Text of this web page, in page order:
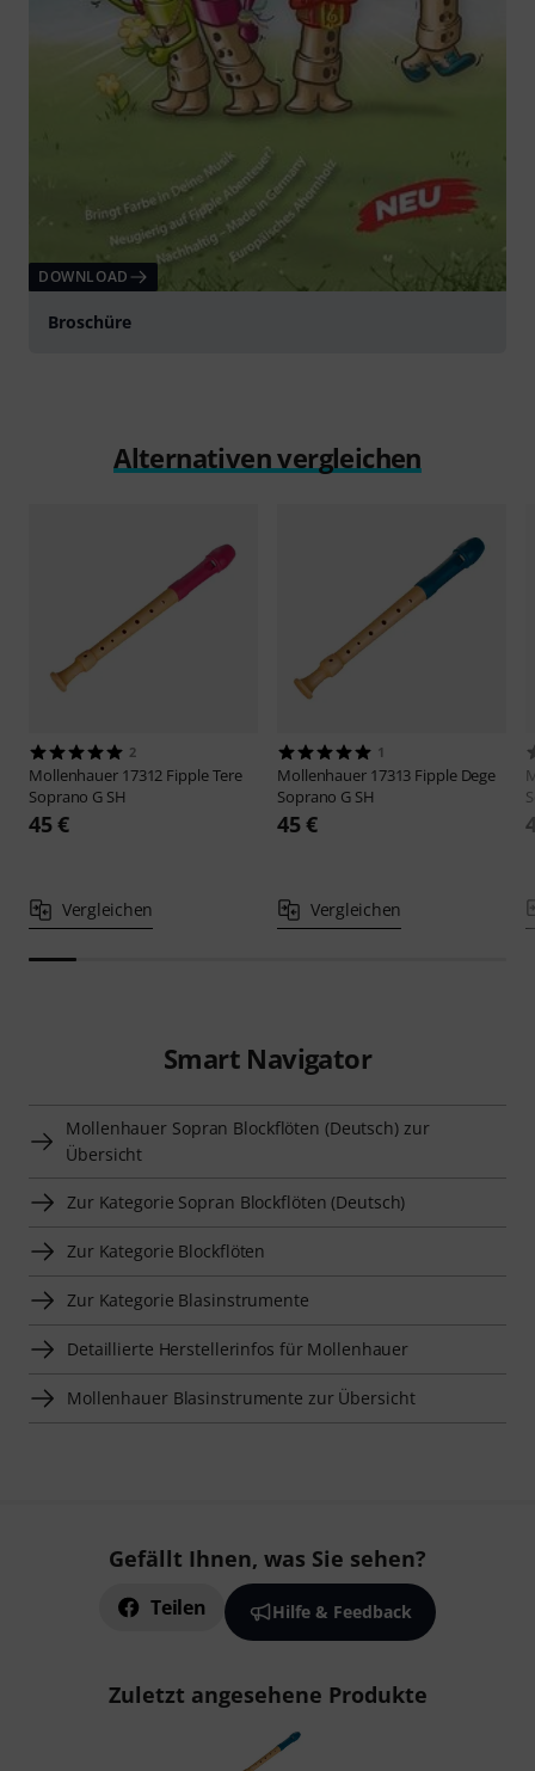
DOWNLOAD
Broschüre
Alternativen vergleichen
2
Mollenhauer 17312 Fipple Tere
Soprano G SH
45 €
Vergleichen
1
Mollenhauer 17313 Fipple Dege
Soprano G SH
45 €
Vergleichen
Smart Navigator
Mollenhauer Sopran Blockflöten (Deutsch) zur
Übersicht
Zur Kategorie Sopran Blockflöten (Deutsch)
Zur Kategorie Blockflöten
Zur Kategorie Blasinstrumente
Detaillierte Herstellerinfos für Mollenhauer
Mollenhauer Blasinstrumente zur Übersicht
Gefällt Ihnen, was Sie sehen?
Teilen Hilfe & Feedback
Zuletzt angesehene Produkte